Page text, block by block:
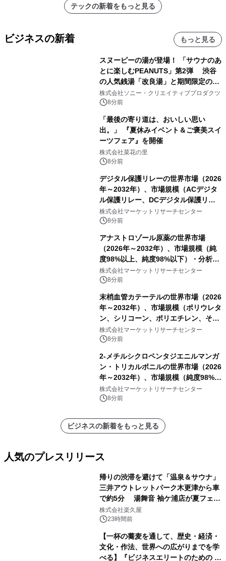
テックの新着をもっと見る
ビジネスの新着 もっと見る
スヌーピーの湯が登場！ 「サウナのあ
とに楽しむPEANUTS」第2弾 渋谷
の人気銭湯「改良湯」と期間限定のコ
ラボレーション サウナイキタイコラ
ボグッズも発売決定！
株式会社ソニー・クリエイティブプロダクツ
8分前
「最後の寄り道は、おいしい思い
出。」 『夏休みイベント＆ご褒美スイ
ーツフェア』を開催
株式会社菜花の里
8分前
デジタル保護リレーの世界市場（2026
年～2032年）、市場規模（ACデジタ
ル保護リレー、DCデジタル保護リレ
ー）・分析レポートを発表
株式会社マーケットリサーチセンター
8分前
アナストロゾール原薬の世界市場
（2026年～2032年）、市場規模（純
度98%以上、純度98%以下）・分析レ
ポートを発表
株式会社マーケットリサーチセンター
8分前
末梢血管カテーテルの世界市場（2026
年～2032年）、市場規模（ポリウレタ
ン、シリコーン、ポリエチレン、その
他）・分析レポートを発表
株式会社マーケットリサーチセンター
8分前
2-メチルシクロペンタジエニルマンガ
ン・トリカルボニルの世界市場（2026
年～2032年）、市場規模（純度98%以
上、純度60%以上）・分析レポートを
発表
株式会社マーケットリサーチセンター
8分前
ビジネスの新着をもっと見る
人気のプレスリリース
帰りの渋滞を避けて「温泉＆サウナ」
三井アウトレットパーク木更津から車
で約5分 湯舞音 袖ケ浦店が夏フェア
メニューを提供
株式会社楽久屋
23時間前
【一杯の蕎麦を通して、歴史・経済・
文化・作法、世界への広がりまでを学
べる】『ビジネスエリートのための 教